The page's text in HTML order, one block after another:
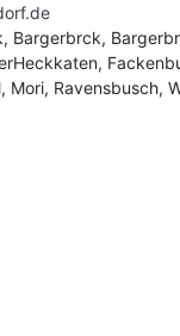
Bargerbrck,
Mori, Ravensbusch,